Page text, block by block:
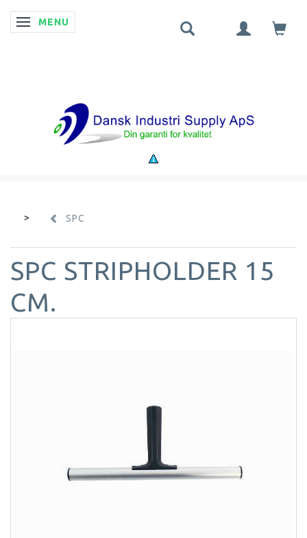
SKIFTE NAVIGATION
MENU
SPC
SPC STRIPHOLDER 15
CM.